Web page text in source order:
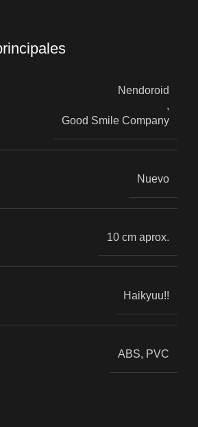
Nendoroid
,
Good Smile Company
Nuevo
10 cm aprox.
Haikyuu!!
ABS, PVC